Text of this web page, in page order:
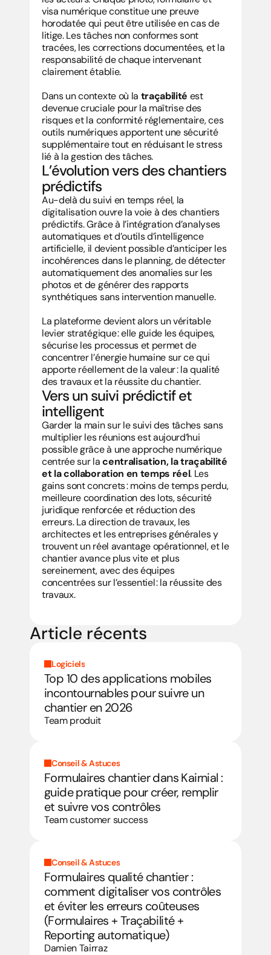
visa numérique constitue une preuve
horodatée qui peut être utilisée en cas de
litige. Les tâches non conformes sont
tracées, les corrections documentées, et la
responsabilité de chaque intervenant
clairement établie.
Dans un contexte où la traçabilité est
devenue cruciale pour la maîtrise des
risques et la conformité réglementaire, ces
outils numériques apportent une sécurité
supplémentaire tout en réduisant le stress
lié à la gestion des tâches.
L’évolution vers des chantiers
prédictifs
Au-delà du suivi en temps réel, la
digitalisation ouvre la voie à des chantiers
prédictifs. Grâce à l’intégration d’analyses
automatiques et d’outils d’intelligence
artificielle, il devient possible d’anticiper les
incohérences dans le planning, de détecter
automatiquement des anomalies sur les
photos et de générer des rapports
synthétiques sans intervention manuelle.
La plateforme devient alors un véritable
levier stratégique : elle guide les équipes,
sécurise les processus et permet de
concentrer l’énergie humaine sur ce qui
apporte réellement de la valeur : la qualité
des travaux et la réussite du chantier.
Vers un suivi prédictif et
intelligent
Garder la main sur le suivi des tâches sans
multiplier les réunions est aujourd’hui
possible grâce à une approche numérique
centrée sur la centralisation, la traçabilité
et la collaboration en temps réel. Les
gains sont concrets : moins de temps perdu,
meilleure coordination des lots, sécurité
juridique renforcée et réduction des
erreurs. La direction de travaux, les
architectes et les entreprises générales y
trouvent un réel avantage opérationnel, et le
chantier avance plus vite et plus
sereinement, avec des équipes
concentrées sur l’essentiel : la réussite des
travaux.
Article récents
Logiciels
Top 10 des applications mobiles
incontournables pour suivre un
chantier en 2026
Team produit
Conseil & Astuces
Formulaires chantier dans Kairnial :
guide pratique pour créer, remplir
et suivre vos contrôles
Team customer success
Conseil & Astuces
Formulaires qualité chantier :
comment digitaliser vos contrôles
et éviter les erreurs coûteuses
(Formulaires + Traçabilité +
Reporting automatique)
Damien Tairraz